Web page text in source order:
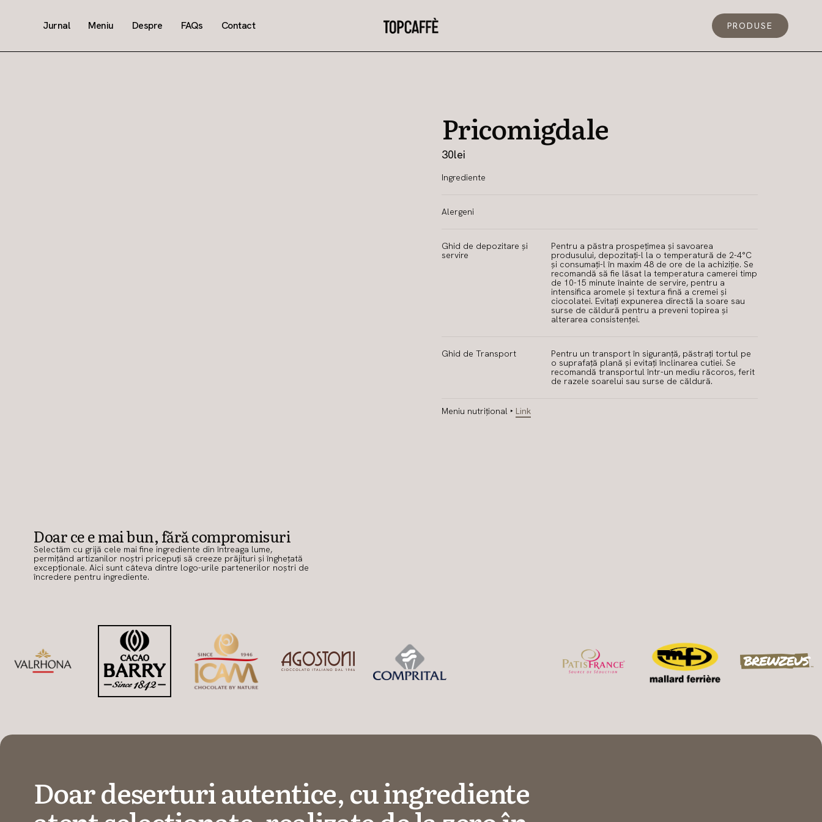
Jurnal Meniu Despre FAQs Contact PRODUSE
Pricomigdale
30lei
Ingrediente
Alergeni
Ghid de depozitare și
servire
Pentru a păstra prospețimea și savoarea
produsului, depozitați-l la o temperatură de 2-4°C
și consumați-l în maxim 48 de ore de la achiziție. Se
recomandă să fie lăsat la temperatura camerei timp
de 10-15 minute înainte de servire, pentru a
intensifica aromele și textura fină a cremei și
ciocolatei. Evitați expunerea directă la soare sau
surse de căldură pentru a preveni topirea și
alterarea consistenței.
Ghid de Transport
Pentru un transport în siguranță, păstrați tortul pe
o suprafață plană și evitați înclinarea cutiei. Se
recomandă transportul într-un mediu răcoros, ferit
de razele soarelui sau surse de căldură.
Meniu nutrițional ‣ Link
Doar ce e mai bun, fără compromisuri
Selectăm cu grijă cele mai fine ingrediente din întreaga lume,
permițând artizanilor noștri pricepuți să creeze prăjituri și înghețată
excepționale. Aici sunt câteva dintre logo-urile partenerilor noștri de
încredere pentru ingrediente.
Doar deserturi autentice, cu ingrediente